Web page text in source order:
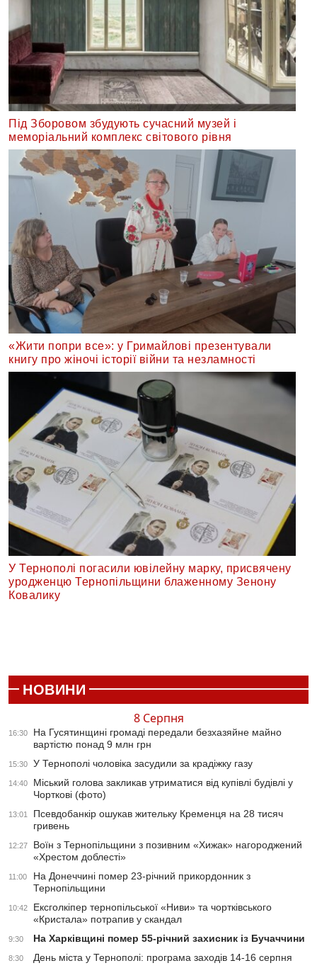
Під Зборовом збудують сучасний музей і
меморіальний комплекс світового рівня
«Жити попри все»: у Гримайлові презентували
книгу про жіночі історії війни та незламності
У Тернополі погасили ювілейну марку, присвячену
уродженцю Тернопільщини блаженному Зенону
Ковалику
НОВИНИ
8 Серпня
16:30
На Гусятинщині громаді передали безхазяйне майно
вартістю понад 9 млн грн
15:30 У Тернополі чоловіка засудили за крадіжку газу
14:40
Міський голова закликав утриматися від купівлі будівлі у
Чорткові (фото)
13:01
Псевдобанкір ошукав жительку Кременця на 28 тисяч
гривень
12:27
Воїн з Тернопільщини з позивним «Хижак» нагороджений
«Хрестом доблесті»
11:00
На Донеччині помер 23-річний прикордонник з
Тернопільщини
10:42
Ексголкіпер тернопільської «Ниви» та чортківського
«Кристала» потрапив у скандал
9:30 На Харківщині помер 55-річний захисник із Бучаччини
8:30 День міста у Тернополі: програма заходів 14-16 серпня